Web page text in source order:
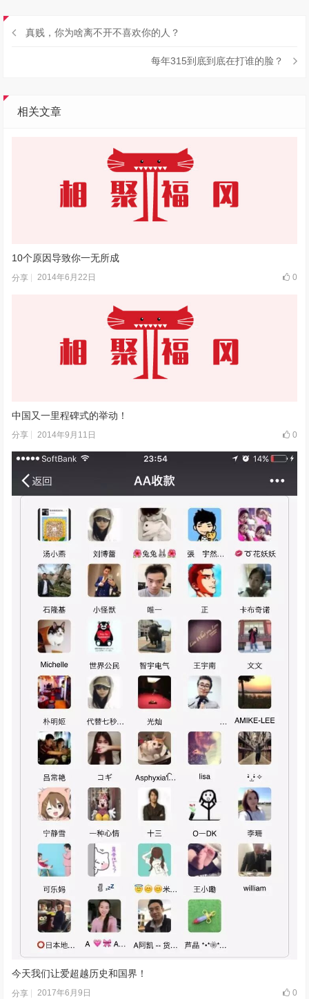
真贱，你为啥离不开不喜欢你的人？
每年315到底到底在打谁的脸？
相关文章
10个原因导致你一无所成
分享 2014年6月22日 0
中国又一里程碑式的举动！
分享 2014年9月11日 0
今天我们让爱超越历史和国界！
分享 2017年6月9日 0